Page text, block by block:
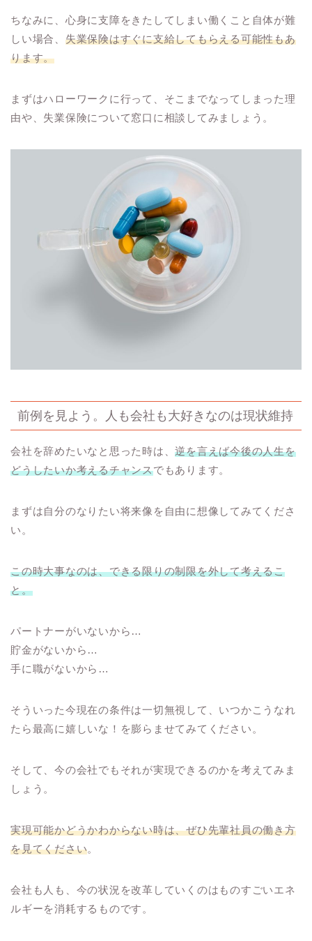
ちなみに、心身に支障をきたしてしまい働くこと自体が難
しい場合、 失業保険はすぐに支給してもらえる可能性もあ
ります。
まずはハローワークに行って、そこまでなってしまった理
由や、失業保険について窓口に相談してみましょう。
前例を見よう。人も会社も大好きなのは現状維持
会社を辞めたいなと思った時は、逆を言えば今後の人生を
どうしたいか考えるチャンスでもあります。
まずは自分のなりたい将来像を自由に想像してみてくださ
い。
この時大事なのは、できる限りの制限を外して考えるこ
と。
パートナーがいないから…
貯金がないから…
手に職がないから…
そういった今現在の条件は一切無視して、いつかこうなれ
たら最高に嬉しいな！を膨らませてみてください。
そして、今の会社でもそれが実現できるのかを考えてみま
しょう。
実現可能かどうかわからない時は、ぜひ先輩社員の働き方
を見てください。
会社も人も、今の状況を改革していくのはものすごいエネ
ルギーを消耗するものです。